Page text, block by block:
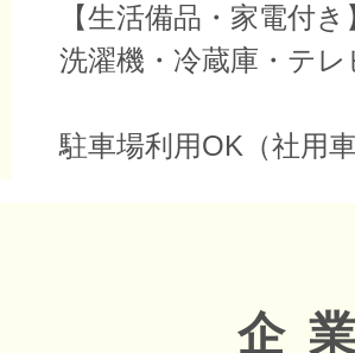
【生活備品・家電付き
洗濯機・冷蔵庫・テ
駐車場利用OK（社用
企